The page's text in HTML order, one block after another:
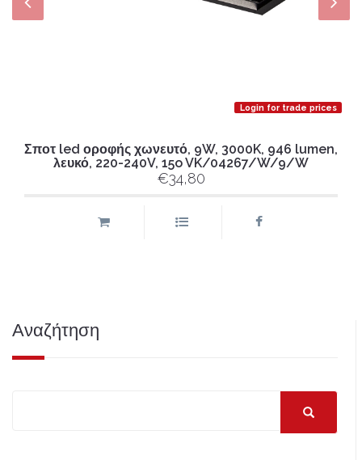
Login for trade prices
Σποτ led οροφής χωνευτό, 9W, 3000K, 946 lumen,
λευκό, 220-240V, 15o VK/04267/W/9/W
€34,80
Αναζήτηση